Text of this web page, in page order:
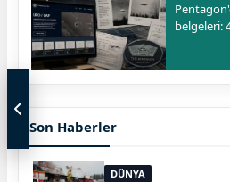
belgeleri:
Son Haberler
DÜNYA